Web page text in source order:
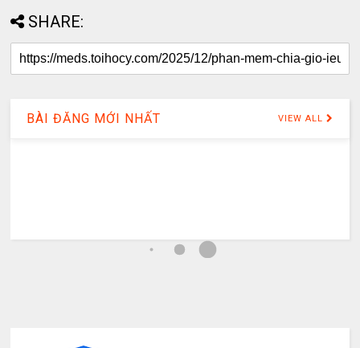
SHARE:
BÀI ĐĂNG MỚI NHẤT VIEW ALL